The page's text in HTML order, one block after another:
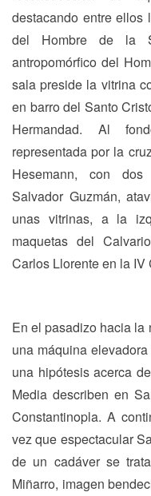
destacando entre ellos
del Hombre de la
antropomórfico del
sala preside la vitrina
en barro del Santo
Hermandad. Al
representada por la
Hesemann, con
Salvador Guzmán,
unas vitrinas, a la
maquetas del
Carlos Llorente en la
En el pasadizo hacia la
una máquina
una hipótesis acerca
Media describen en
Constantinopla. A
vez que espectacular
de un cadáver se
Miñarro, imagen